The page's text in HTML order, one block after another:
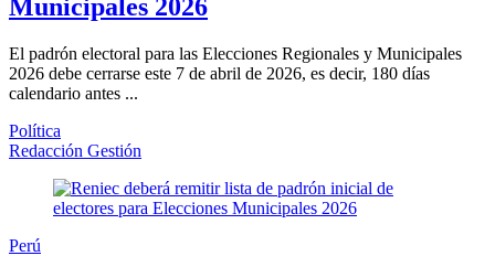
Municipales 2026
El padrón electoral para las Elecciones Regionales y Municipales
2026 debe cerrarse este 7 de abril de 2026, es decir, 180 días
calendario antes ...
Política
Redacción Gestión
Perú